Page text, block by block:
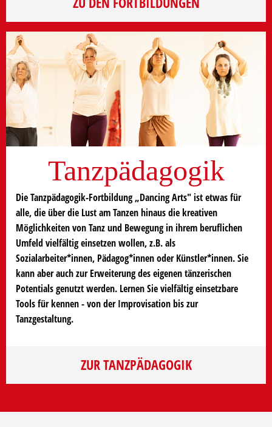
Tanzpädagogik
Die Tanzpädagogik-Fortbildung „Dancing Arts" ist etwas für
alle, die über die Lust am Tanzen hinaus die kreativen
Möglichkeiten von Tanz und Bewegung in ihrem beruflichen
Umfeld vielfältig einsetzen wollen, z.B. als
Sozialarbeiter*innen, Pädagog*innen oder Künstler*innen. Sie
kann aber auch zur Erweiterung des eigenen tänzerischen
Potentials genutzt werden. Lernen Sie vielfältig einsetzbare
Tools für kennen - von der Improvisation bis zur
Tanzgestaltung.
ZUR TANZPÄDAGOGIK